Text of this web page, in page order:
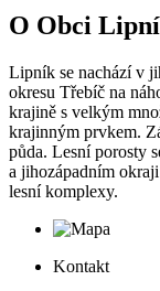
O Obci
Lipník se nachází v
okresu Třebíč na
krajině s velkým
krajinným prvkem.
půda. Lesní porosty
a jihozápadním
lesní komplexy.
Kontakt